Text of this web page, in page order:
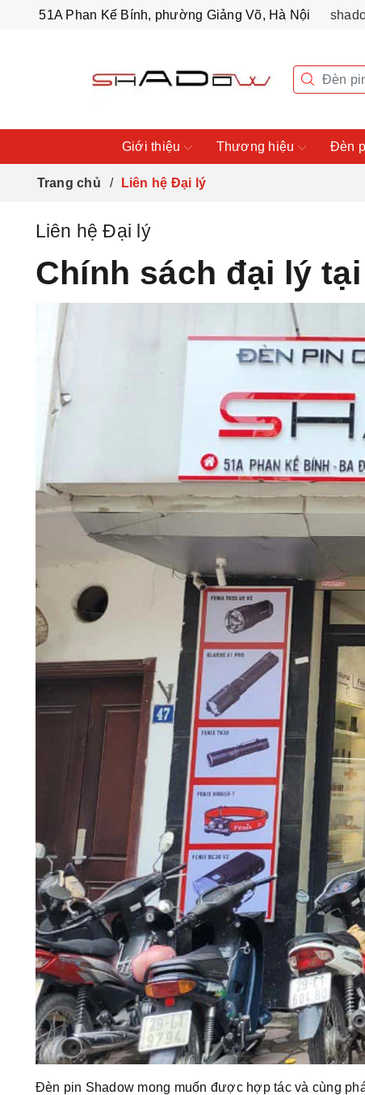
51A Phan Kế Bính, phường Giảng Võ, Hà Nội
Giới thiệu Thương hiệu Đèn
Trang chủ Liên hệ Đại lý
Liên hệ Đại lý
Chính sách đại lý
Đèn pin Shadow mong muốn được hợp tác và cùng